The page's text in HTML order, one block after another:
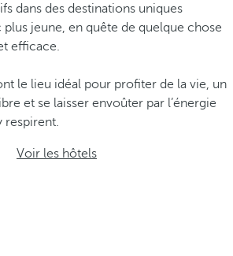
dans des destinations uniques
plus jeune, en quête de quelque chose
efficace.
le lieu idéal pour profiter de la vie, un
et se laisser envoûter par l’énergie
respirent.
Voir les hôtels